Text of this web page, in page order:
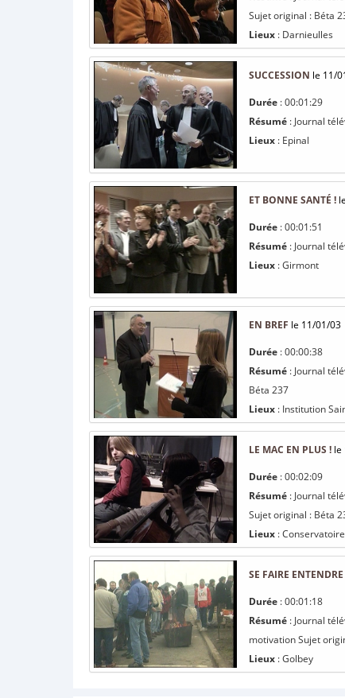
Sujet original : Béta
Lieux : Darnieulles
SUCCESSION le 11/
Durée : 00:01:29
Résumé : Journal
Lieux : Epinal
ET BONNE SANTÉ !
Durée : 00:01:51
Résumé : Journal
Lieux : Girmont
EN BREF le 11/01/03
Durée : 00:00:38
Résumé : Journal
Béta 237
Lieux : Institution
LE MAC EN PLUS ! le
Durée : 00:02:09
Résumé : Journal
Sujet original : Béta
Lieux :
SE FAIRE ENTENDRE
Durée : 00:01:18
Résumé : Journal
motivation Sujet
Lieux : Golbey